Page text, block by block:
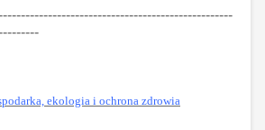
ekologia i ochrona zdrowia